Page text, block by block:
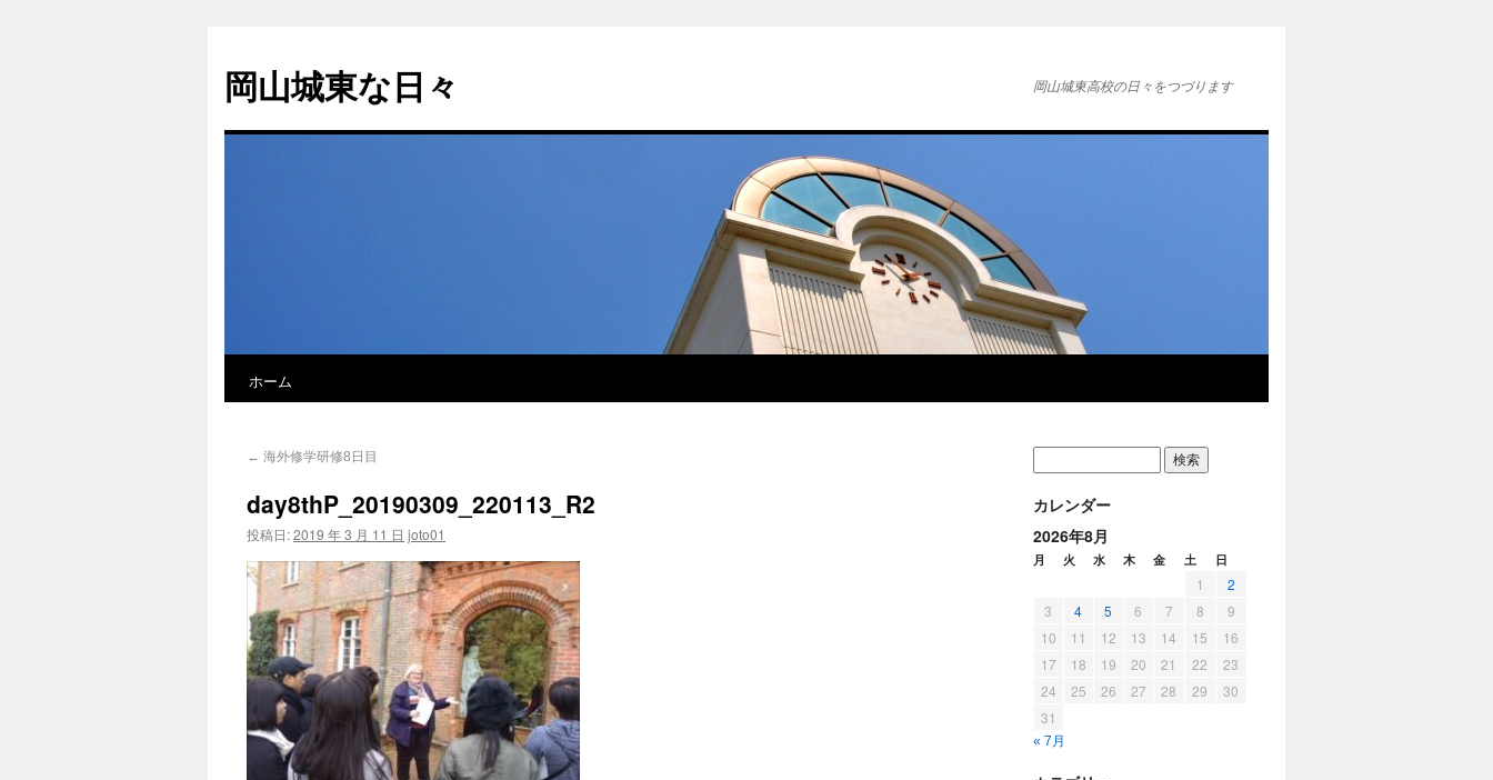
岡山城東な日々 岡山城東高校の日々をつづります
ホーム
← 海外修学研修8日目
day8thP_20190309_220113_R2
投稿日:2019 年 3 月 11 日 joto01
カレンダー
2026年8月
月 火 水 木 金 土 日
1
2
3
4 5 6 7 8
9
10
11 12 13 14 15
16
17
18 19 20 21 22
23
24
25 26 27 28 29
30
31
« 7月